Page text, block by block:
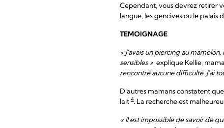
Cependant, vous devrez retirer
langue, les gencives ou le palais
TEMOIGNAGE
« J'avais un piercing au
sensibles », explique Kellie,
rencontré aucune difficulté. J'ai
D'autres mamans constatent
lait 4. La recherche est
« Il est impossible de savoir de